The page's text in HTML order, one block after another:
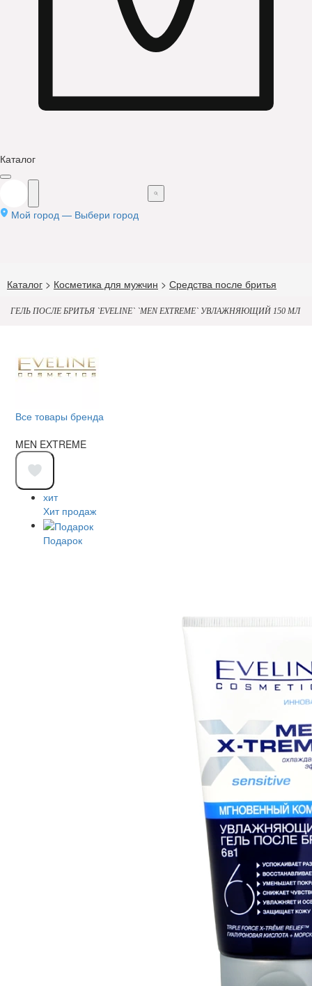
Каталог
Мой город — Выбери город
Каталог > Косметика для мужчин > Средства после бритья
ГЕЛЬ ПОСЛЕ БРИТЬЯ `EVELINE` `MEN EXTREME` УВЛАЖНЯЮЩИЙ 150 МЛ
Все товары бренда
MEN EXTREME
хит
Хит продаж
Подарок